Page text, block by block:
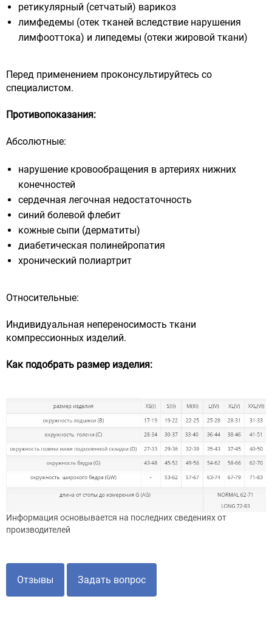
ретикулярный (сетчатый) варикоз
лимфедемы (отек тканей вследствие нарушения
лимфооттока) и липедемы (отеки жировой ткани)
Перед применением проконсультируйтесь со
специалистом.
Противопоказания:
Абсолютные:
нарушение кровообращения в артериях нижних
конечностей
сердечная легочная недостаточность
синий болевой флебит
кожные сыпи (дерматиты)
диабетическая полинейропатия
хронический полиартрит
Относительные:
Индивидуальная непереносимость ткани
компрессионных изделий.
Как подобрать размер изделия:
Информация основывается на последних сведениях от
производителей
Отзывы Задать вопрос